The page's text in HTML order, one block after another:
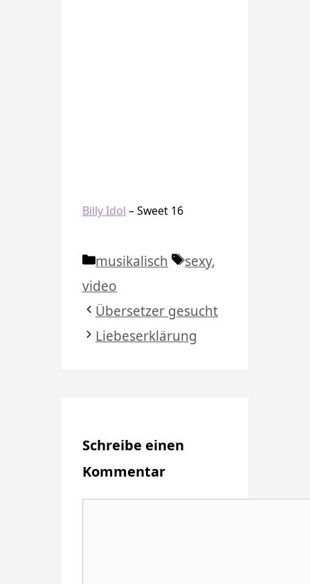
Billy Idol – Sweet 16
Kategorien
musikalisch Schlagwörter
sexy,
video
Übersetzer gesucht
Liebeserklärung
Schreibe einen
Kommentar